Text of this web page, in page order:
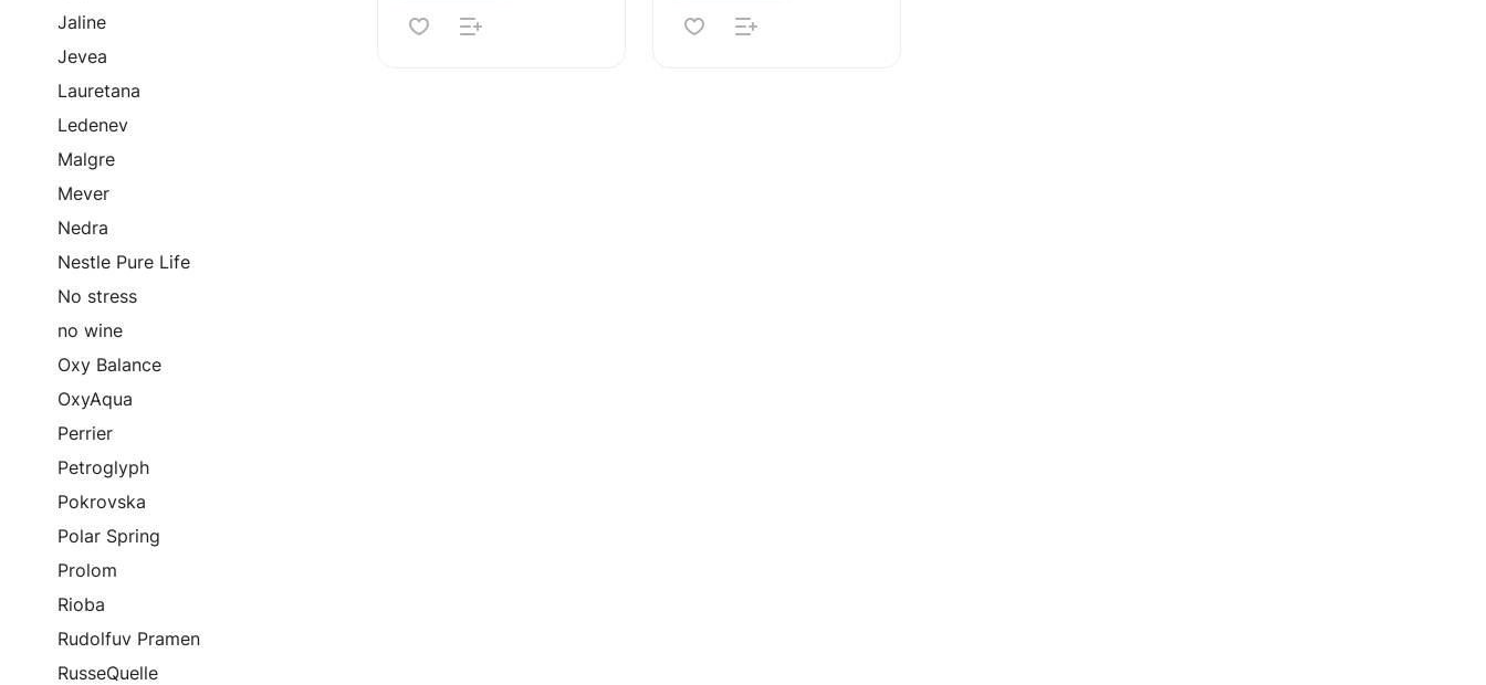
Jaline
Jevea
Lauretana
Ledenev
Malgre
Mever
Nedra
Nestle Pure Life
No stress
no wine
Oxy Balance
OxyAqua
Perrier
Petroglyph
Pokrovska
Polar Spring
Prolom
Rioba
Rudolfuv Pramen
RusseQuelle